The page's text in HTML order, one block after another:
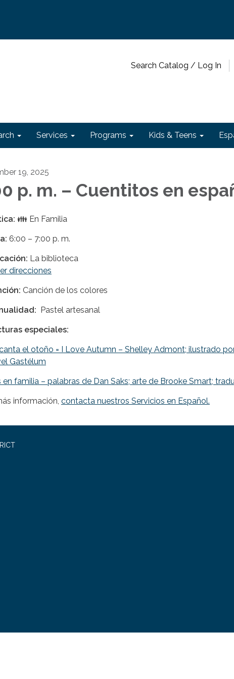
Search Catalog / Log In
Services Programs Kids & Teens
19, 2025
p. m. – Cuentitos en
👪 En Familia
6:00 – 7:00 p. m.
La biblioteca
direcciones
Canción de los colores
Pastel artesanal
especiales:
el otoño = I Love Autumn – Shelley Admont; ilustrado
Gastélum
en familia – palabras de Dan Saks; arte de Brooke Smart;
información, contacta nuestros Servicios en Español.